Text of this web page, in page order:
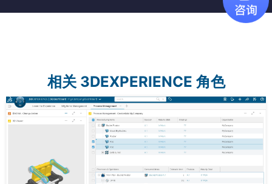
相关 3DEXPERIENCE 角色